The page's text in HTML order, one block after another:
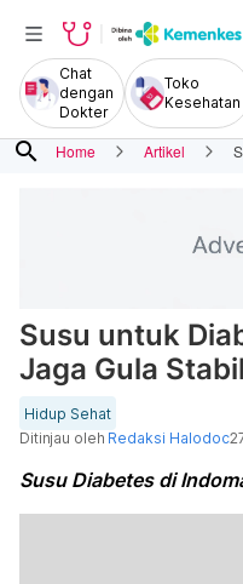
Chat
dengan
Dokter
Toko
Kesehatan
search Home Artikel
Susu untuk
Jaga Gula Stabil
Hidup Sehat
Ditinjau oleh Redaksi Halodoc
Susu Diabetes di